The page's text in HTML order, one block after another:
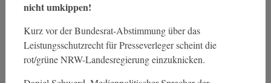
nicht umkippen!
Kurz vor der Bundesrat-Abstimmung über das
Leistungsschutzrecht für Presseverleger scheint die
rot/grüne NRW-Landesregierung einzuknicken.